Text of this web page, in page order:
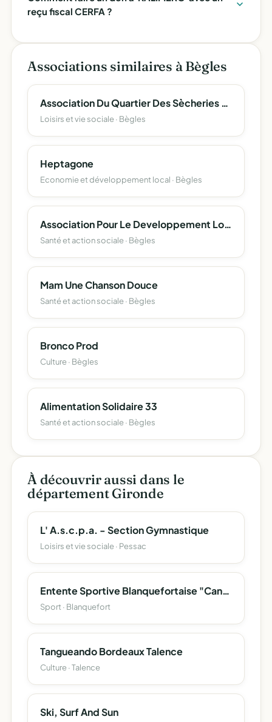
reçu fiscal CERFA ?
Associations similaires à Bègles
Association Du Quartier Des Sècheries De Bègles
Loisirs et vie sociale · Bègles
Heptagone
Economie et développement local · Bègles
Association Pour Le Developpement Local Et L'emploi ( A.de.l.e )
Santé et action sociale · Bègles
Mam Une Chanson Douce
Santé et action sociale · Bègles
Bronco Prod
Culture · Bègles
Alimentation Solidaire 33
Santé et action sociale · Bègles
À découvrir aussi dans le
département Gironde
L' A.s.c.p.a. - Section Gymnastique
Loisirs et vie sociale · Pessac
Entente Sportive Blanquefortaise "Canoe-Kayak"
Sport · Blanquefort
Tangueando Bordeaux Talence
Culture · Talence
Ski, Surf And Sun